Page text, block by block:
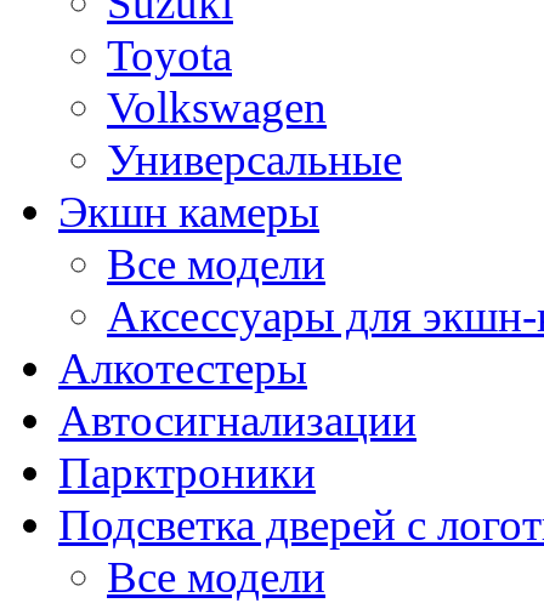
Toyota
Volkswagen
Универсальные
Экшн камеры
Все модели
Аксессуары для
Алкотестеры
Автосигнализации
Парктроники
Подсветка дверей с
Все модели